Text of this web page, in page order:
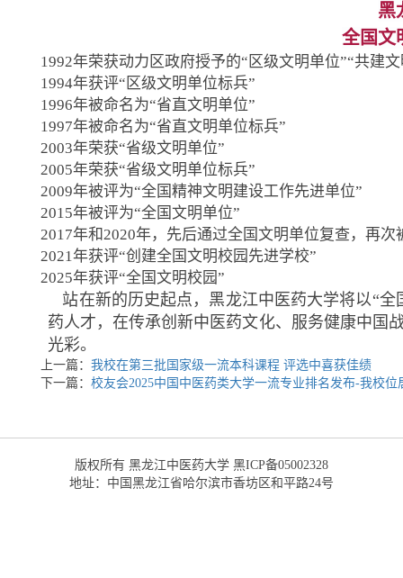
黑
全国文
1992年荣获动力区政府授予的“区级文明单位”“共建
1994年获评“区级文明单位标兵”
1996年被命名为“省直文明单位”
1997年被命名为“省直文明单位标兵”
2003年荣获“省级文明单位”
2005年荣获“省级文明单位标兵”
2009年被评为“全国精神文明建设工作先进单位”
2015年被评为“全国文明单位”
2017年和2020年，先后通过全国文明单位复查，再次
2021年获评“创建全国文明校园先进学校”
2025年获评“全国文明校园”
站在新的历史起点，黑龙江中医药大学将以“
药人才，在传承创新中医药文化、服务健康中国
光彩。
上一篇： 我校在第三批国家级一流本科课程 评选中喜获佳绩
下一篇： 校友会2025中国中医药类大学一流专业排名发布-我校位
版权所有 黑龙江中医药大学 黑ICP备05002328
地址：中国黑龙江省哈尔滨市香坊区和平路24号